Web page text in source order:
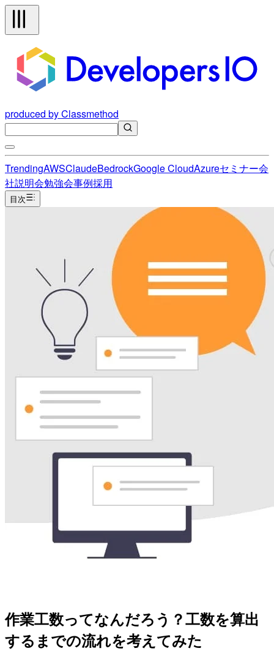
produced by Classmethod
TrendingAWSClaudeBedrockGoogle CloudAzureセミナー会
社説明会勉強会事例採用
目次
作業工数ってなんだろう？工数を算出
するまでの流れを考えてみた